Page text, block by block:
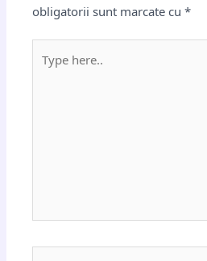
obligatorii sunt marcate cu*
here..